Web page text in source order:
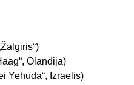
Olandija)
Yehuda“, Izraelis)